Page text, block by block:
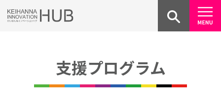
Skip
to
支援プログラム